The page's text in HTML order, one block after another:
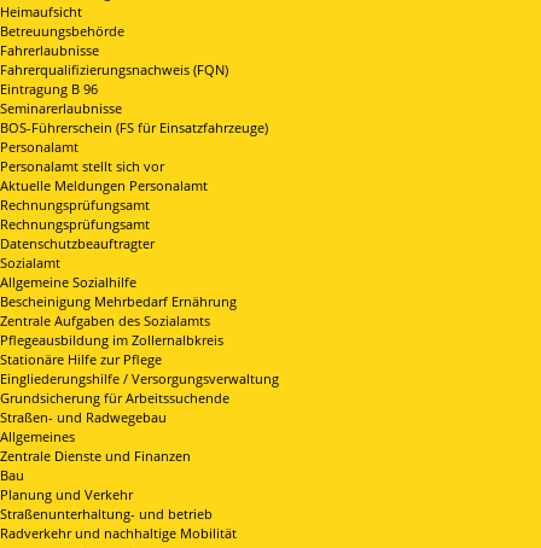
Heimaufsicht
Betreuungsbehörde
Fahrerlaubnisse
Fahrerqualifizierungsnachweis (FQN)
Eintragung B 96
Seminarerlaubnisse
BOS-Führerschein (FS für Einsatzfahrzeuge)
Personalamt
Personalamt stellt sich vor
Aktuelle Meldungen Personalamt
Rechnungsprüfungsamt
Rechnungsprüfungsamt
Datenschutzbeauftragter
Sozialamt
Allgemeine Sozialhilfe
Bescheinigung Mehrbedarf Ernährung
Zentrale Aufgaben des Sozialamts
Pflegeausbildung im Zollernalbkreis
Stationäre Hilfe zur Pflege
Eingliederungshilfe / Versorgungsverwaltung
Grundsicherung für Arbeitssuchende
Straßen- und Radwegebau
Allgemeines
Zentrale Dienste und Finanzen
Bau
Planung und Verkehr
Straßenunterhaltung- und betrieb
Radverkehr und nachhaltige Mobilität